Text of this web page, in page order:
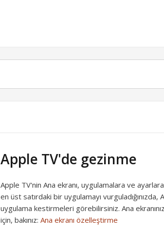
Apple TV'de gezinme
Apple TV'nin Ana ekranı, uygulamalara ve ayarlara
en üst satırdaki bir uygulamayı vurguladığınızda,
uygulama kestirmeleri görebilirsiniz. Ana
için, bakınız: Ana ekranı özelleştirme